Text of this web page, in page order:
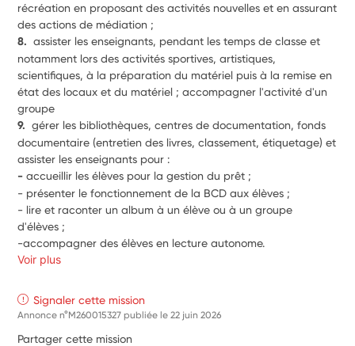
récréation en proposant des activités nouvelles et en assurant
des actions de médiation ;
8. assister les enseignants, pendant les temps de classe et
notamment lors des activités sportives, artistiques,
scientifiques, à la préparation du matériel puis à la remise en
état des locaux et du matériel ; accompagner l'activité d'un
9. gérer les bibliothèques, centres de documentation, fonds
documentaire (entretien des livres, classement, étiquetage) et
assister les enseignants pour :
- accueillir les élèves pour la gestion du prêt ;
- présenter le fonctionnement de la BCD aux élèves ;
- lire et raconter un album à un élève ou à un groupe
d'élèves ;
-accompagner des élèves en lecture autonome.
Voir plus
Signaler cette mission
Annonce n°M260015327 publiée le22 juin 2026
Partager cette mission